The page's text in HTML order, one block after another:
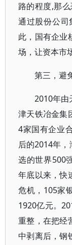
路的程度,那
通过股份公司
此，国有企业
场，让资本市
第三，避
2010年由
津天铁冶金集
4家国有企业
后的2014年
选的世界500
年底以来，快
危机，105家
1920亿元。
重整，在把经
中剥离后，钢